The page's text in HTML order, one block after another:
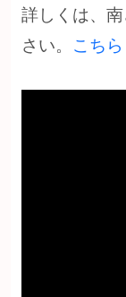
詳しくは、
さい。 こちら